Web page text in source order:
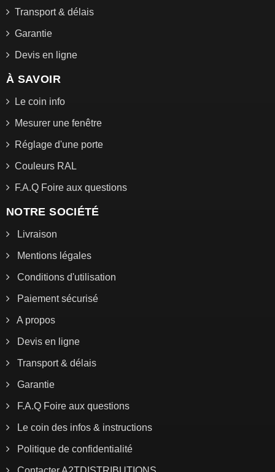
Transport & délais
Garantie
Devis en ligne
À SAVOIR
Le coin info
Mesurer une fenêtre
Réglage d'une porte
Couleurs RAL
F.A.Q Foire aux questions
NOTRE SOCIÉTÉ
Livraison
Mentions légales
Conditions d'utilisation
Paiement sécurisé
A propos
Devis en ligne
Transport & délais
Garantie
F.A.Q Foire aux questions
Le coin des infos & instructions
Politique de confidentialité